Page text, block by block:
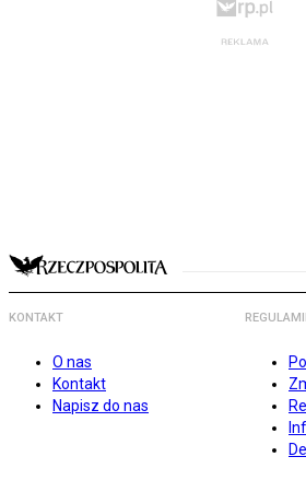
KONTAKT
O nas
Kontakt
Napisz do nas